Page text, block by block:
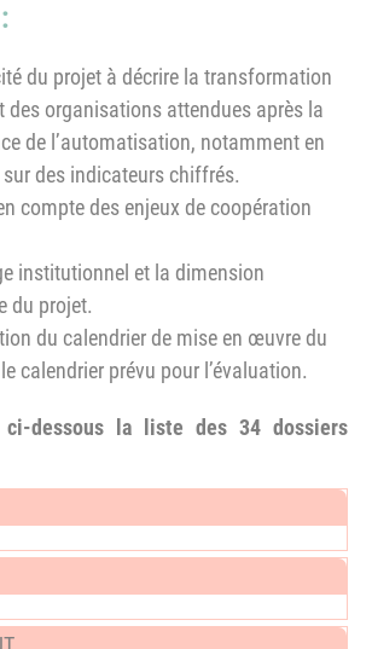
du projet à décrire la transformation
des organisations attendues après la
de l’automatisation, notamment en
sur des indicateurs chiffrés.
compte des enjeux de coopération
institutionnel et la dimension
du projet.
du calendrier de mise en œuvre du
calendrier prévu pour l’évaluation.
ci-dessous la liste des 34 dossiers